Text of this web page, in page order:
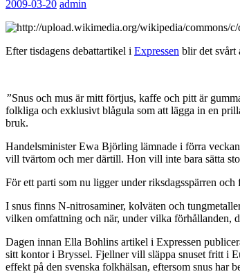
2009-03-20 admin
Efter tisdagens debattartikel i Expressen blir det svårt
”Snus och mus är mitt förtjus, kaffe och pitt är
folkliga och exklusivt blågula som att lägga in en
bruk.
Handelsminister Ewa Björling lämnade i förra
vill tvärtom och mer därtill. Hon vill inte bara sätta
För ett parti som nu ligger under riksdagsspärren
I snus finns N-nitrosaminer, kolväten och
vilken omfattning och när, under vilka förhållanden,
Dagen innan Ella Bohlins artikel i Expressen
sitt kontor i Bryssel. Fjellner vill släppa snuset fritt i
effekt på den svenska folkhälsan, eftersom snus har